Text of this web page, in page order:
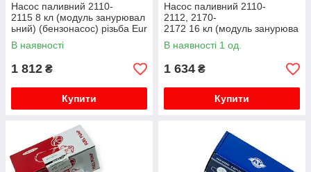
Насос паливний 2110-
2115 8 кл (модуль занурювал
ьний) (бензонасос) різьба Eur
oEx
В наявності
1 812 ₴
Купити
Насос паливний 2110-
2112, 2170-
2172 16 кл (модуль занурюва
льний) (бензонасос) клямка
EuroEx
В наявності 1 од.
1 634 ₴
Купити